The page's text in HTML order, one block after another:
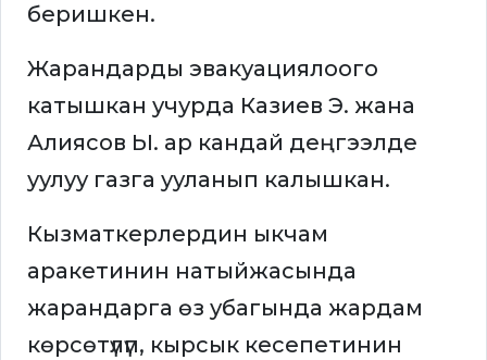
беришкен.
Жарандарды эвакуациялоого
катышкан учурда Казиев Э. жана
Алиясов Ы. ар кандай деңгээлде
уулуу газга ууланып калышкан.
Кызматкерлердин ыкчам
аракетинин натыйжасында
жарандарга өз убагында жардам
көрсөтүлүп, кырсык кесепетинин